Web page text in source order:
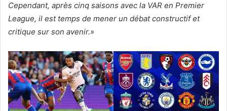
Cependant, après cinq saisons avec la VAR en Premier
League, il est temps de mener un débat constructif et
critique sur son avenir.»